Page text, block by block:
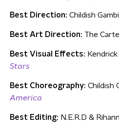
Best Direction: Childish
Best Art Direction: The
Best Visual Effects:
Stars
Best Choreography: Childish
America
Best Editing: N.E.R.D &